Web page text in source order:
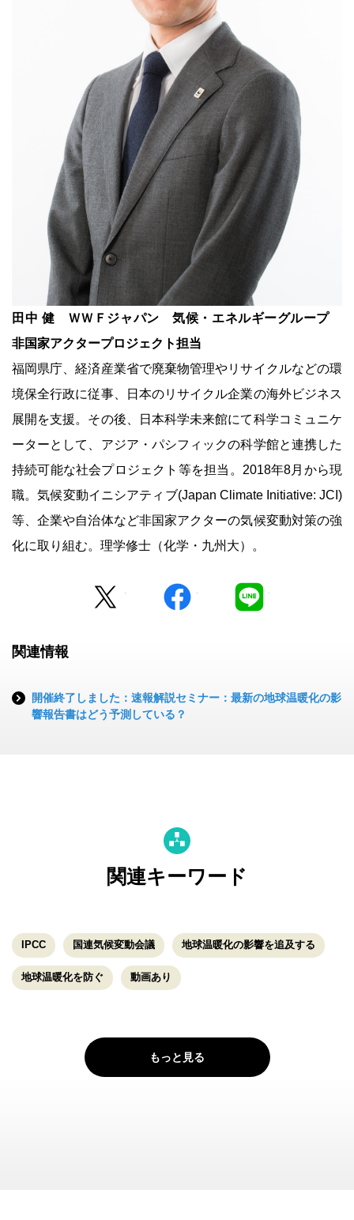
田中 健 ＷＷＦジャパン 気候・エネルギーグループ
非国家アクタープロジェクト担当
福岡県庁、経済産業省で廃棄物管理やリサイクルなどの環
境保全行政に従事、日本のリサイクル企業の海外ビジネス
展開を支援。その後、日本科学未来館にて科学コミュニケ
ーターとして、アジア・パシフィックの科学館と連携した
持続可能な社会プロジェクト等を担当。2018年8月から現
職。気候変動イニシアティブ(Japan Climate Initiative: JCI)
等、企業や自治体など非国家アクターの気候変動対策の強
化に取り組む。理学修士（化学・九州大）。
facebook
関連情報
開催終了しました：速報解説セミナー：最新の地球温暖化の影
響報告書はどう予測している？
関連キーワード
IPCC 国連気候変動会議 地球温暖化の影響を追及する
地球温暖化を防ぐ 動画あり
もっと見る